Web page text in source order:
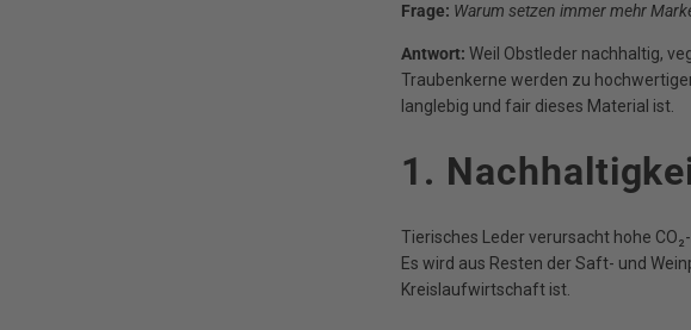
Frage: Warum setzen immer mehr
Antwort: Weil Obstleder nachhaltig,
Traubenkerne werden zu
langlebig und fair dieses Material ist.
1.
Tierisches Leder verursacht hohe
Es wird aus Resten der Saft- und
Kreislaufwirtschaft ist.